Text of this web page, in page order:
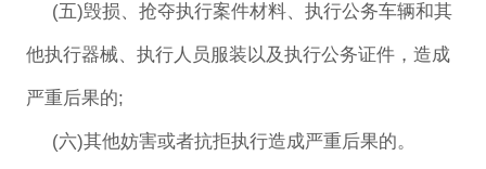
(五)毁损、抢夺执行案件材料、执行公务车辆和其
他执行器械、执行人员服装以及执行公务证件，造成
严重后果的;
(六)其他妨害或者抗拒执行造成严重后果的。